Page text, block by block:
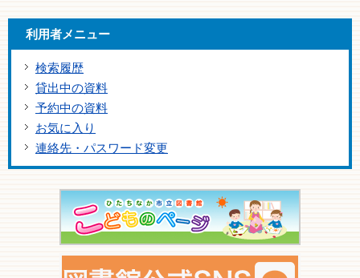
利用者メニュー
検索履歴
貸出中の資料
予約中の資料
お気に入り
連絡先・パスワード変更